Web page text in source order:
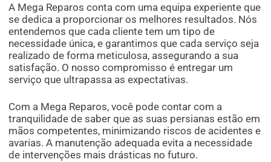
A Mega Reparos conta com uma equipa experiente que
se dedica a proporcionar os melhores resultados. Nós
entendemos que cada cliente tem um tipo de
necessidade única, e garantimos que cada serviço seja
realizado de forma meticulosa, assegurando a sua
satisfação. O nosso compromisso é entregar um
serviço que ultrapassa as expectativas.
Com a Mega Reparos, você pode contar com a
tranquilidade de saber que as suas persianas estão em
mãos competentes, minimizando riscos de acidentes e
avarias. A manutenção adequada evita a necessidade
de intervenções mais drásticas no futuro.